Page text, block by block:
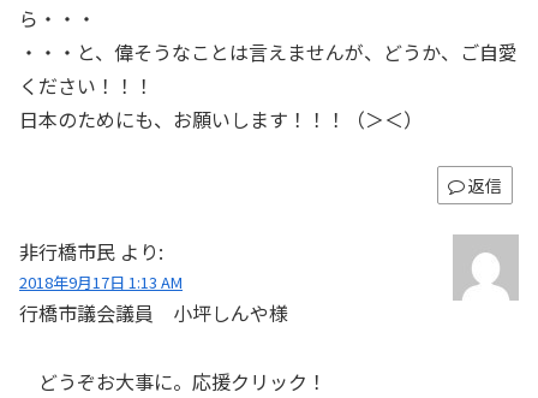
ら・・・
・・・と、偉そうなことは言えませんが、どうか、ご自愛
ください！！！
日本のためにも、お願いします！！！（＞＜）
返信
非行橋市民 より:
2018年9月17日 1:13 AM
行橋市議会議員 小坪しんや様
どうぞお大事に。応援クリック！